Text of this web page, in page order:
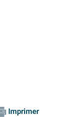
Imprimer